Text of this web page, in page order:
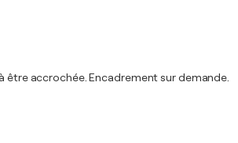
être accrochée. Encadrement sur demande.